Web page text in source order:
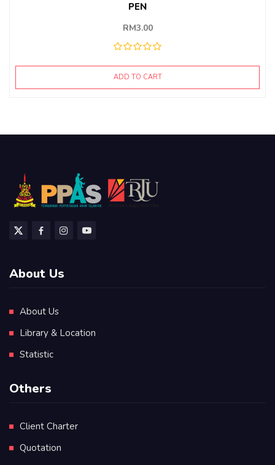
PEN
RM3.00
ADD TO CART
About Us
About Us
Library & Location
Statistic
Others
Client Charter
Quotation